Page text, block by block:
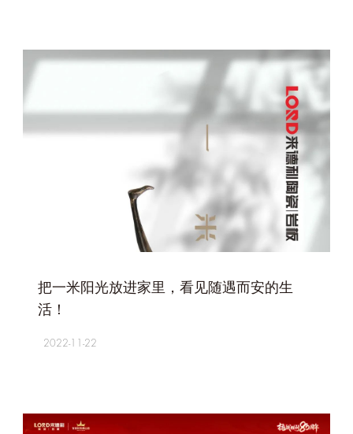
把一米阳光放进家里，看见随遇而安的生
活！
2022-11-22